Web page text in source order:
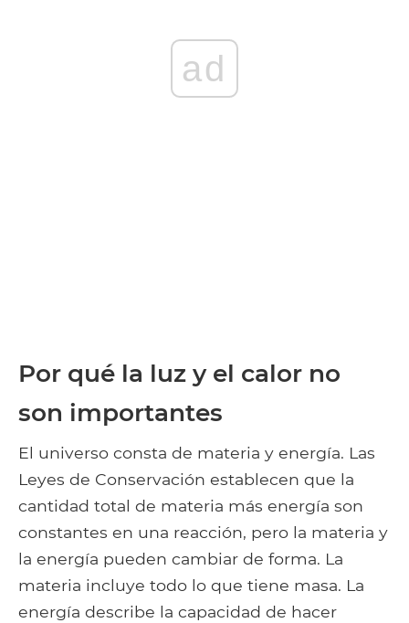
ad
Por qué la luz y el calor no
son importantes
El universo consta de materia y energía. Las
Leyes de Conservación establecen que la
cantidad total de materia más energía son
constantes en una reacción, pero la materia y
la energía pueden cambiar de forma. La
materia incluye todo lo que tiene masa. La
energía describe la capacidad de hacer